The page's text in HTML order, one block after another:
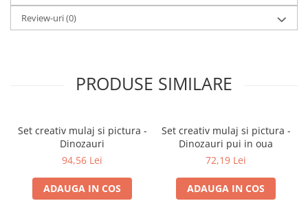
Review-uri(0)
PRODUSE SIMILARE
Set creativ mulaj si pictura -
Dinozauri
94,56 Lei
ADAUGA IN COS
Set creativ mulaj si pictura -
Dinozauri pui in oua
72,19 Lei
ADAUGA IN COS